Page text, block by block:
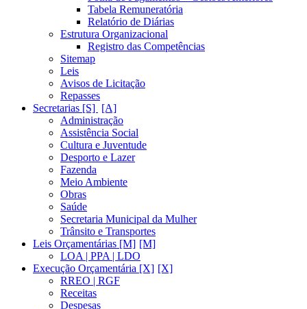
Tabela Remuneratória
Relatório de Diárias
Estrutura Organizacional
Registro das Competências
Sitemap
Leis
Avisos de Licitação
Repasses
Secretarias [S]
Administração
Assistência Social
Cultura e Juventude
Desporto e Lazer
Fazenda
Meio Ambiente
Obras
Saúde
Secretaria Municipal da Mulher
Trânsito e Transportes
Leis Orçamentárias [M]
LOA | PPA | LDO
Execução Orçamentária [X]
RREO | RGF
Receitas
Despesas